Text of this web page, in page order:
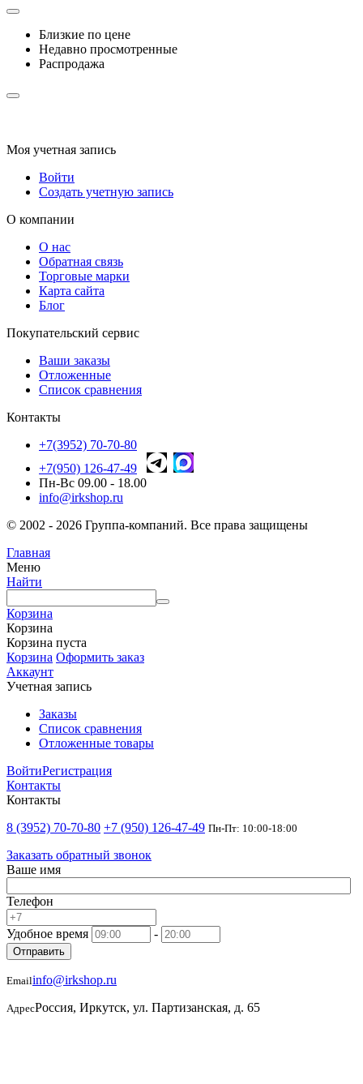
Близкие по цене
Недавно просмотренные
Распродажа
Моя учетная запись
Войти
Создать учетную запись
О компании
О нас
Обратная связь
Торговые марки
Карта сайта
Блог
Покупательский сервис
Ваши заказы
Отложенные
Список сравнения
Контакты
+7(3952) 70-70-80
+7(950) 126-47-49
Пн-Вс 09.00 - 18.00
info@irkshop.ru
© 2002 - 2026 Группа-компаний. Все права защищены
Главная
Меню
Найти
Корзина
Корзина
Корзина пуста
Корзина Оформить заказ
Аккаунт
Учетная запись
Заказы
Список сравнения
Отложенные товары
ВойтиРегистрация
Контакты
Контакты
8 (3952) 70-70-80 +7 (950) 126-47-49 Пн-Пт: 10:00-18:00
Заказать обратный звонок
Ваше имя
Телефон
Удобное время -
Отправить
Emailinfo@irkshop.ru
АдресРоссия, Иркутск, ул. Партизанская, д. 65